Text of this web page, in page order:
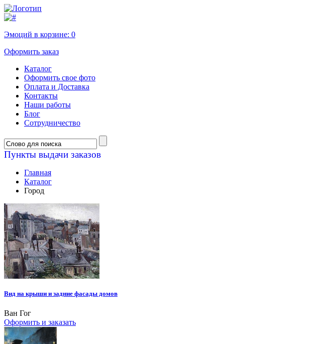
Эмоций в корзине: 0
Оформить заказ
Каталог
Оформить свое фото
Оплата и Доставка
Контакты
Наши работы
Блог
Сотрудничество
Пункты выдачи заказов
Главная
Каталог
Город
Вид на крыши и задние фасады домов
Ван Гог
Оформить и заказать